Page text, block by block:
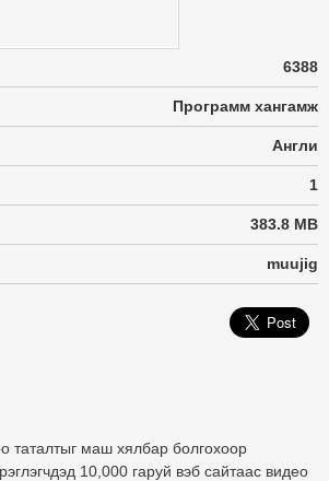
6388
Программ хангамж
Англи
1
383.8 MB
muujig
таталтыг маш хялбар болгохоор
10,000 гаруй вэб сайтаас видео